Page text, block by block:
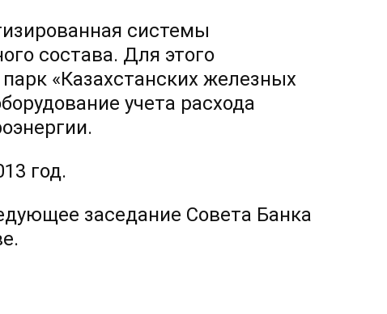
системы
состава. Для этого
«Казахстанских железных
учета расхода
год.
заседание Совета Банка